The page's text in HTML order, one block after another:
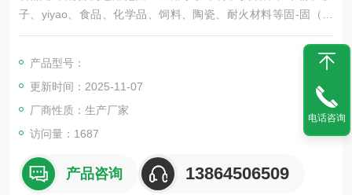
子、yiyao、食品、化学品、饲料、陶瓷、耐火材料等固-固（即
粉体与粉体）、固-浆（即粉体与胶浆液）的混合，te别适应粘稠
产品型号：
更新时间：2025-11-07
厂商性质：生产厂家
访问量：1687
产品咨询 13864506509
电话咨询